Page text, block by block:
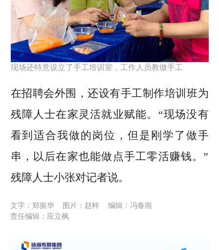
现场还特意设立了手工培训室，工作人员教做手工
在招聘会外围，还设有手工制作培训班为
残障人士在家灵活就业赋能。 “现场没有
看到适合我做的岗位，但是刚学了做手
串，以后在家也能做点手工零活赚钱。”
残障人士小张对记者说。
文字：郑振华 图片：赵梓
编辑：冯春雨
责任编辑：应立枫